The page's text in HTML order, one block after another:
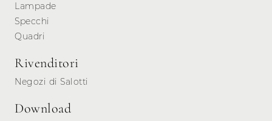
Lampade
Specchi
Quadri
Rivenditori
Negozi di Salotti
Download